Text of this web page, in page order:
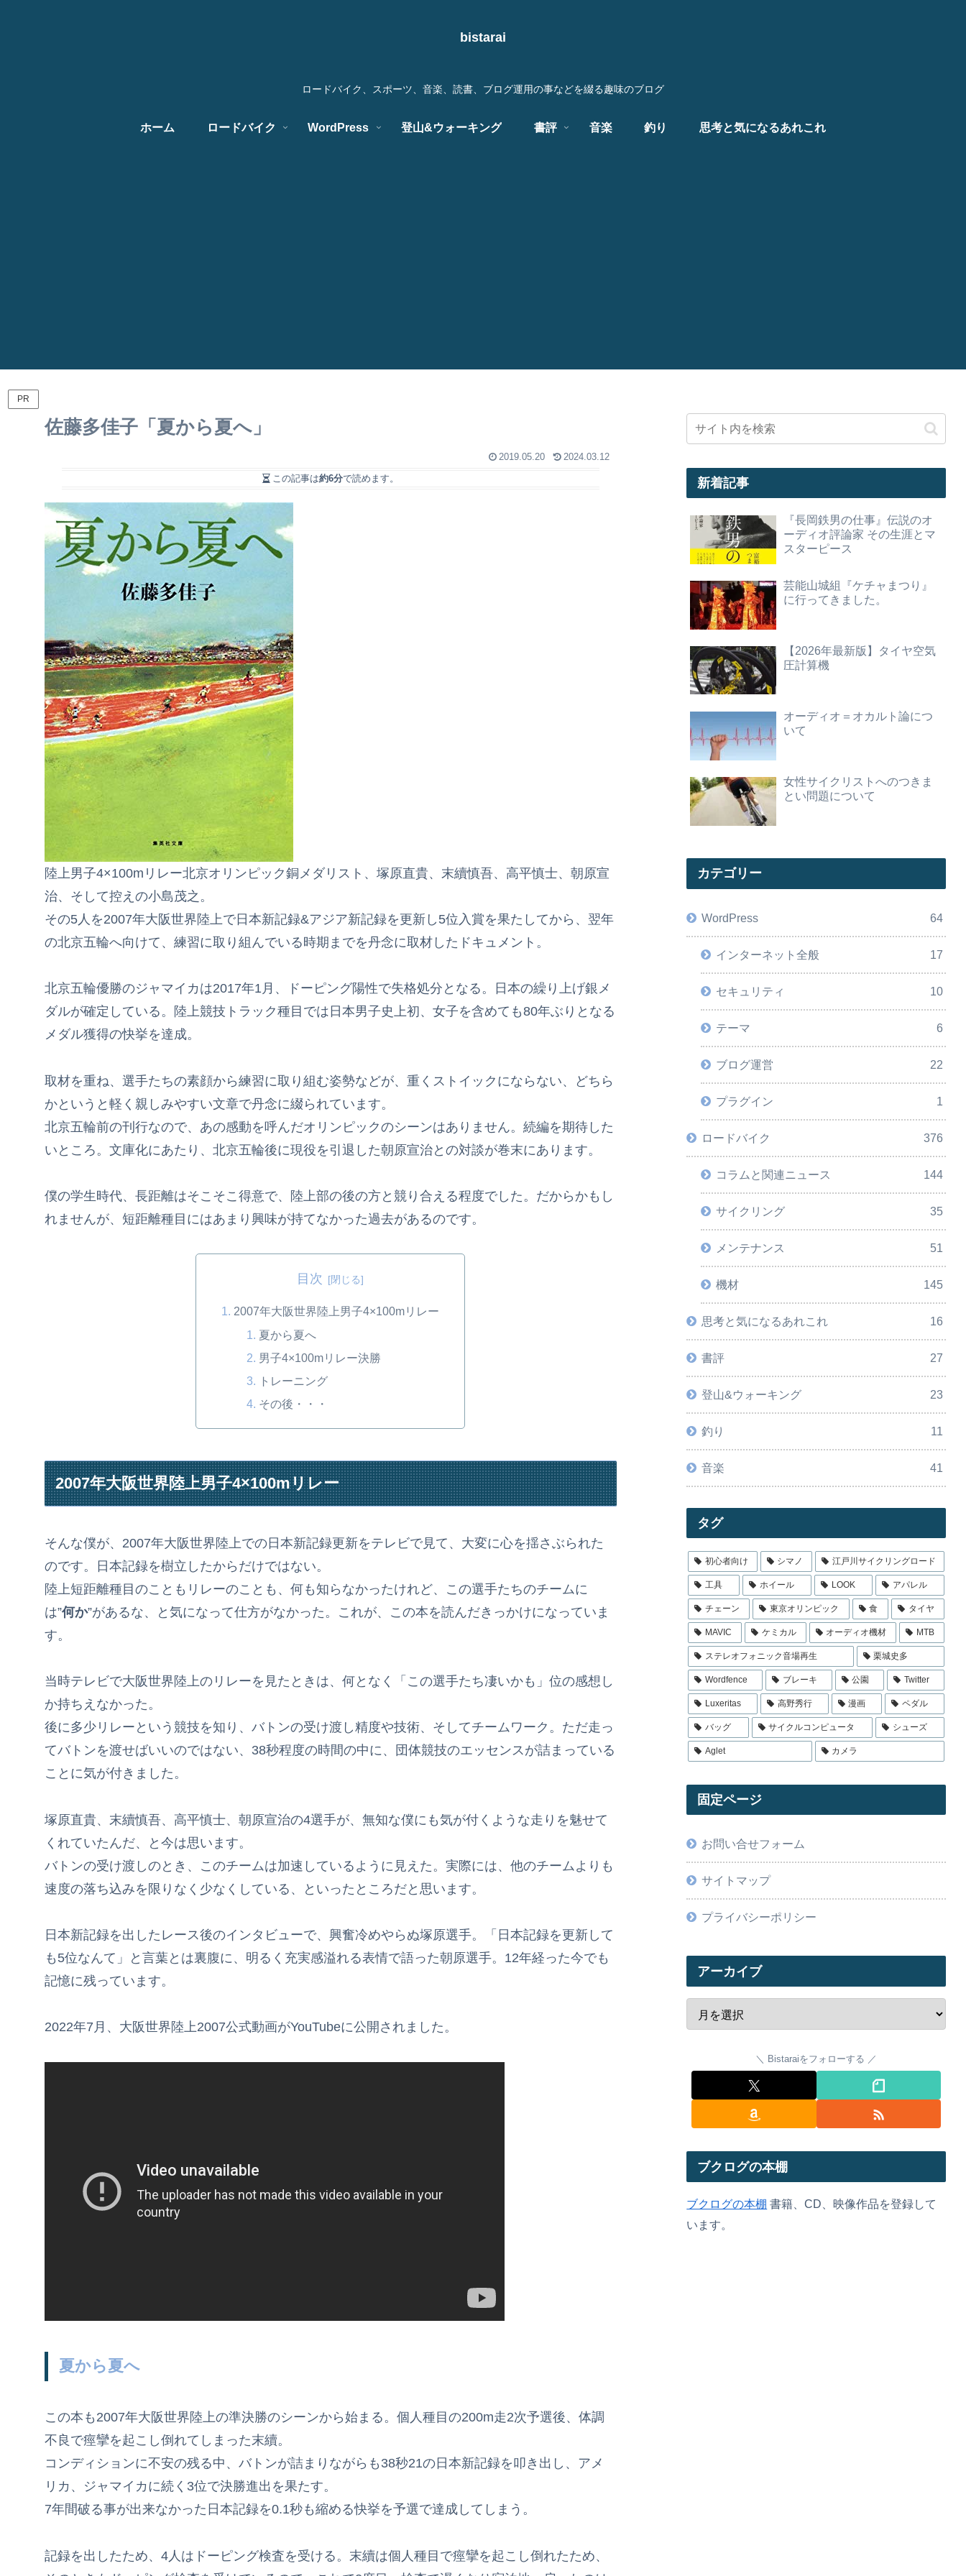
bistarai
ロードバイク、スポーツ、音楽、読書、ブログ運用の事などを綴る趣味のブログ
ホーム ロードバイク WordPress 登山&ウォーキング 書評 音楽 釣り 思考と気になるあれこれ
PR
佐藤多佳子「夏から夏へ」
2019.05.20 2024.03.12
この記事は約6分で読めます。
陸上男子4×100mリレー北京オリンピック銅メダリスト、塚原直貴、末續慎吾、高平慎士、朝原宣
治、そして控えの小島茂之。
その5人を2007年大阪世界陸上で日本新記録&アジア新記録を更新し5位入賞を果たしてから、翌年
の北京五輪へ向けて、練習に取り組んでいる時期までを丹念に取材したドキュメント。
北京五輪優勝のジャマイカは2017年1月、ドーピング陽性で失格処分となる。日本の繰り上げ銀メ
ダルが確定している。陸上競技トラック種目では日本男子史上初、女子を含めても80年ぶりとなる
メダル獲得の快挙を達成。
取材を重ね、選手たちの素顔から練習に取り組む姿勢などが、重くストイックにならない、どちら
かというと軽く親しみやすい文章で丹念に綴られています。
北京五輪前の刊行なので、あの感動を呼んだオリンピックのシーンはありません。続編を期待した
いところ。文庫化にあたり、北京五輪後に現役を引退した朝原宣治との対談が巻末にあります。
僕の学生時代、長距離はそこそこ得意で、陸上部の後の方と競り合える程度でした。だからかもし
れませんが、短距離種目にはあまり興味が持てなかった過去があるのです。
目次
2007年大阪世界陸上男子4×100mリレー
夏から夏へ
男子4×100mリレー決勝
トレーニング
その後・・・
2007年大阪世界陸上男子4×100mリレー
そんな僕が、2007年大阪世界陸上での日本新記録更新をテレビで見て、大変に心を揺さぶられた
のです。日本記録を樹立したからだけではない。
陸上短距離種目のこともリレーのことも、何も知らなかったけれど、この選手たちのチームに
は”何か”があるな、と気になって仕方がなかった。これが、この本を読んだきっかけになっていま
す。
当時テレビで大阪世界陸上のリレーを見たときは、何となく「この選手たち凄いかも」位の感想し
か持ちえなかった。
後に多少リレーという競技を知り、バトンの受け渡し精度や技術、そしてチームワーク。ただ走っ
てバトンを渡せばいいのではない、38秒程度の時間の中に、団体競技のエッセンスが詰まっている
ことに気が付きました。
塚原直貴、末續慎吾、高平慎士、朝原宣治の4選手が、無知な僕にも気が付くような走りを魅せて
くれていたんだ、と今は思います。
バトンの受け渡しのとき、このチームは加速しているように見えた。実際には、他のチームよりも
速度の落ち込みを限りなく少なくしている、といったところだと思います。
日本新記録を出したレース後のインタビューで、興奮冷めやらぬ塚原選手。「日本記録を更新して
も5位なんて」と言葉とは裏腹に、明るく充実感溢れる表情で語った朝原選手。12年経った今でも
記憶に残っています。
2022年7月、大阪世界陸上2007公式動画がYouTubeに公開されました。
夏から夏へ
この本も2007年大阪世界陸上の準決勝のシーンから始まる。個人種目の200m走2次予選後、体調
不良で痙攣を起こし倒れてしまった末續。
コンディションに不安の残る中、バトンが詰まりながらも38秒21の日本新記録を叩き出し、アメ
リカ、ジャマイカに続く3位で決勝進出を果たす。
7年間破る事が出来なかった日本記録を0.1秒も縮める快挙を予選で達成してしまう。
記録を出したため、4人はドーピング検査を受ける。末續は個人種目で痙攣を起こし倒れたため、
新着記事
『長岡鉄男の仕事』伝説のオ
ーディオ評論家 その生涯とマ
スターピース
芸能山城組『ケチャまつり』
に行ってきました。
【2026年最新版】タイヤ空気
圧計算機
オーディオ＝オカルト論につ
いて
女性サイクリストへのつきま
とい問題について
カテゴリー
WordPress 64
インターネット全般 17
セキュリティ 10
テーマ 6
ブログ運営 22
プラグイン 1
ロードバイク 376
コラムと関連ニュース 144
サイクリング 35
メンテナンス 51
機材 145
思考と気になるあれこれ 16
書評 27
登山&ウォーキング 23
釣り 11
音楽 41
タグ
初心者向け シマノ 江戸川サイクリングロード
工具 ホイール LOOK アパレル
チェーン 東京オリンピック 食 タイヤ
MAVIC ケミカル オーディオ機材 MTB
ステレオフォニック音場再生 栗城史多
Wordfence ブレーキ 公園 Twitter
Luxeritas 高野秀行 漫画 ペダル
バッグ サイクルコンピュータ シューズ
Aglet カメラ
固定ページ
お問い合せフォーム
サイトマップ
プライバシーポリシー
アーカイブ
Bistaraiをフォローする
ブクログの本棚
ブクログの本棚 書籍、CD、映像作品を登録して
います。